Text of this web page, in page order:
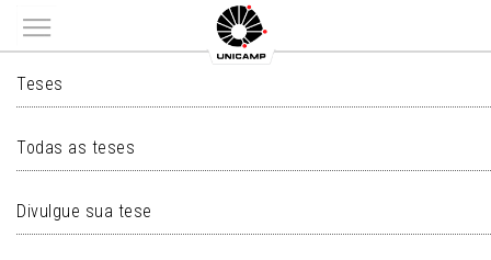
Main menu
TESES
Teses
Todas as teses
Divulgue sua tese